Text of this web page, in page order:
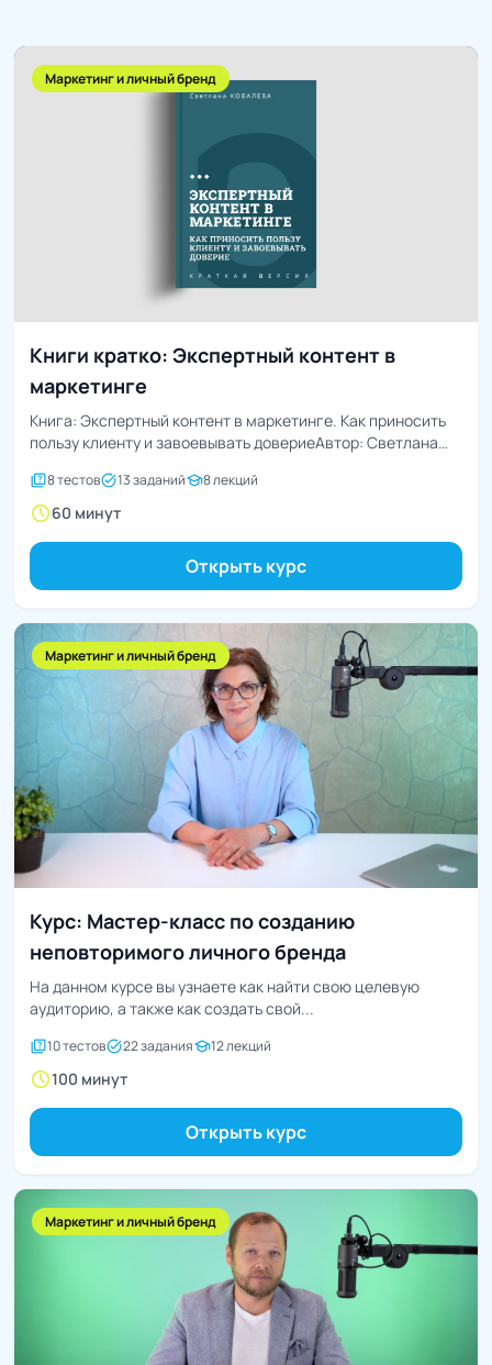
Маркетинг и личный бренд
Книги кратко: Экспертный контент в
маркетинге
Книга: Экспертный контент в маркетинге. Как приносить
пользу клиенту и завоевывать довериеАвтор: Светлана
quiz8 тестовtask_alt13 заданийschool8 лекций
schedule60 минут
Открыть курс
Маркетинг и личный бренд
Курс: Мастер-класс по созданию
неповторимого личного бренда
На данном курсе вы узнаете как найти свою целевую
аудиторию, а также как создать свой...
quiz10 тестовtask_alt22 заданияschool12 лекций
schedule100 минут
Открыть курс
Маркетинг и личный бренд